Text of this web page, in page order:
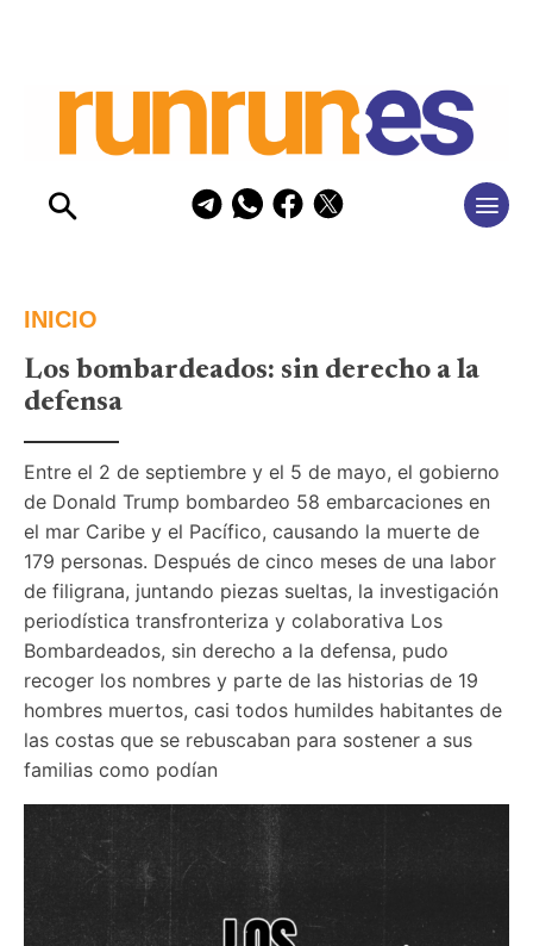
INICIO
Los bombardeados: sin derecho a la
defensa
Entre el 2 de septiembre y el 5 de mayo, el gobierno
de Donald Trump bombardeo 58 embarcaciones en
el mar Caribe y el Pacífico, causando la muerte de
179 personas. Después de cinco meses de una labor
de filigrana, juntando piezas sueltas, la investigación
periodística transfronteriza y colaborativa Los
Bombardeados, sin derecho a la defensa, pudo
recoger los nombres y parte de las historias de 19
hombres muertos, casi todos humildes habitantes de
las costas que se rebuscaban para sostener a sus
familias como podían